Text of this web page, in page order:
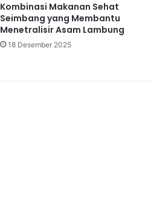
Kombinasi Makanan Sehat
Seimbang yang Membantu
Menetralisir Asam Lambung
18 Desember 2025